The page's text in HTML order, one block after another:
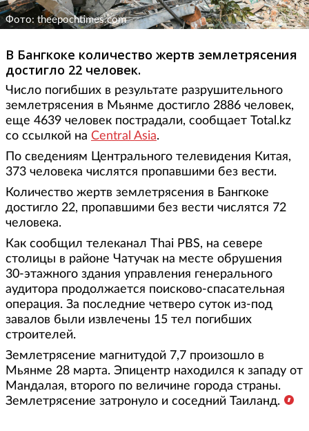
Фото: theepochtimes.com
В Бангкоке количество жертв землетрясения
достигло 22 человек.
Число погибших в результате разрушительного
землетрясения в Мьянме достигло 2886 человек,
еще 4639 человек пострадали, сообщает Total.kz
со ссылкой на Central Asia.
По сведениям Центрального телевидения Китая,
373 человека числятся пропавшими без вести.
Количество жертв землетрясения в Бангкоке
достигло 22, пропавшими без вести числятся 72
человека.
Как сообщил телеканал Thai PBS, на севере
столицы в районе Чатучак на месте обрушения
30-этажного здания управления генерального
аудитора продолжается поисково-спасательная
операция. За последние четверо суток из-под
завалов были извлечены 15 тел погибших
строителей.
Землетрясение магнитудой 7,7 произошло в
Мьянме 28 марта. Эпицентр находился к западу от
Мандалая, второго по величине города страны.
Землетрясение затронуло и соседний Таиланд.